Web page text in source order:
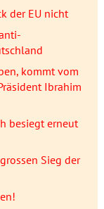
der EU nicht
kommt vom
Ibrahim
besiegt erneut
Sieg der